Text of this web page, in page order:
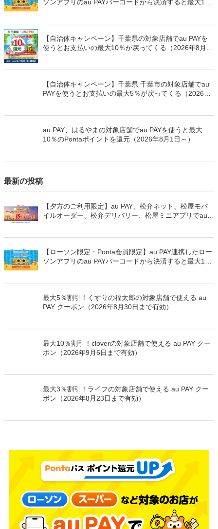
ソンアプリのau PAYバーコードから決済すると最大100
【自治体キャンペーン】千葉県の対象店舗でau PAYを
使うとお支払いの最大10％が戻ってくる（2026年8月7
【自治体キャンペーン】千葉県 千葉市の対象店舗でau
PAYを使うとお支払いの最大5％が戻ってくる（2026年
au PAY、はるやまの対象店舗でau PAYを使うと最大
10％のPontaポイントを還元（2026年8月1日～）
最新の投稿
【夕方のご利用限定】au PAY、松弁ネット、松屋モバ
イルオーダー、松弁デリバリー、松屋ミニアプリでau
【ローソン限定・Ponta会員限定】au PAY連携したロー
ソンアプリのau PAYバーコードから決済すると最大100
最大5％割引！くすりの福太郎の対象店舗で使える au
PAY クーポン（2026年8月30日まで有効）
最大10％割引！cloverの対象店舗で使える au PAY クー
ポン（2026年9月6日まで有効）
最大3％割引！ライフの対象店舗で使える au PAY クー
ポン（2026年8月23日まで有効）